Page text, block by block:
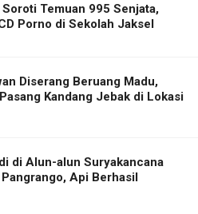
Temuan 995 Senjata,
Porno di Sekolah Jaksel
Diserang Beruang Madu,
Kandang Jebak di Lokasi
di Alun-alun Suryakancana
Api Berhasil